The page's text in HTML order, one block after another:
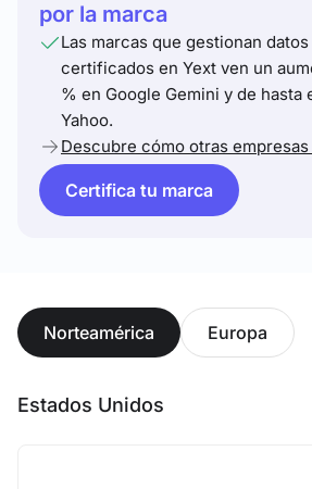
por la marca
Las marcas que gestionan
certificados en Yext ven un
% en Google Gemini y de hasta
Yahoo.
Descubre cómo otras empresas
Certifica tu marca
Norteamérica Europa
Estados Unidos